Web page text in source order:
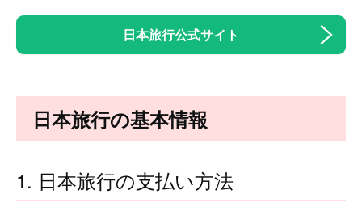
日本旅行公式サイト
日本旅行の基本情報
1. 日本旅行の支払い方法